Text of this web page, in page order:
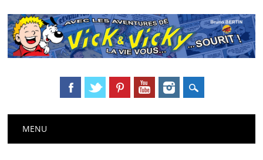
Main menu
MENU